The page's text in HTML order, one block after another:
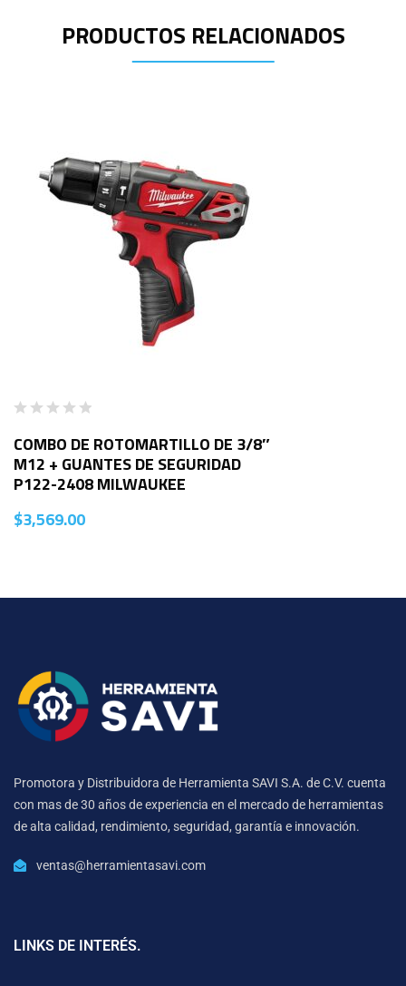
PRODUCTOS RELACIONADOS
COMBO DE ROTOMARTILLO DE 3/8″
M12 + GUANTES DE SEGURIDAD
P122-2408 MILWAUKEE
$3,569.00
Promotora y Distribuidora de Herramienta SAVI S.A. de C.V. cuenta
con mas de 30 años de experiencia en el mercado de herramientas
de alta calidad, rendimiento, seguridad, garantía e innovación.
ventas@herramientasavi.com
LINKS DE INTERÉS.